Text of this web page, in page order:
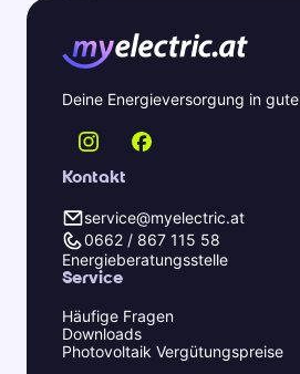
Deine Energieversorgung in
Kontakt
service@myelectric.at
0662 / 867 115 58
Energieberatungsstelle
Service
Häufige Fragen
Downloads
Photovoltaik Vergütungspreise